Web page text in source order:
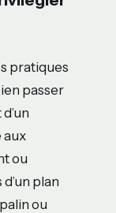
pratiques
passer
aux
ou
plan
ou